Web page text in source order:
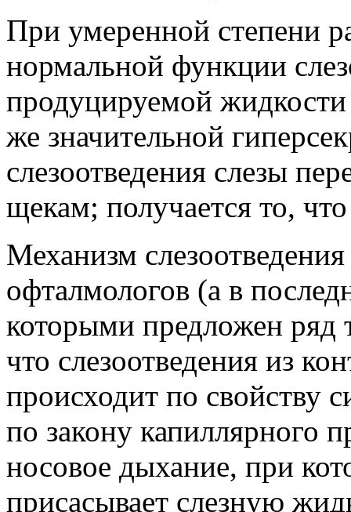
При умеренной степени
нормальной функции
продуцируемой
же значительной
слезоотведения слезы
щекам; получается то,
Механизм
офталмологов (а в
которыми предложен ряд
что слезоотведения из
происходит по свойству
по закону капиллярного
носовое дыхание, при
присасывает слезную